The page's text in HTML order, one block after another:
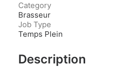
Category
Brasseur
Job Type
Temps Plein
Description